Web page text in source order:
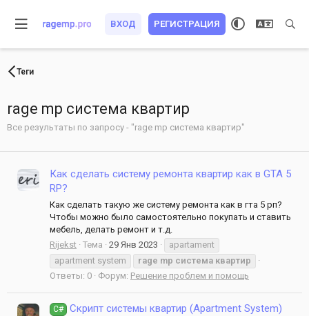
ВХОД РЕГИСТРАЦИЯ
Теги
rage mp система квартир
Все результаты по запросу - "rage mp система квартир"
Как сделать систему ремонта квартир как в GTA 5
RP?
Как сделать такую же систему ремонта как в гта 5 рп?
Чтобы можно было самостоятельно покупать и ставить
мебель, делать ремонт и т.д.
Rijekst Тема 29 Янв 2023
apartament
apartment system
rage mp система квартир
Ответы: 0
Форум: Решение проблем и помощь
C#
Скрипт системы квартир (Apartment System)